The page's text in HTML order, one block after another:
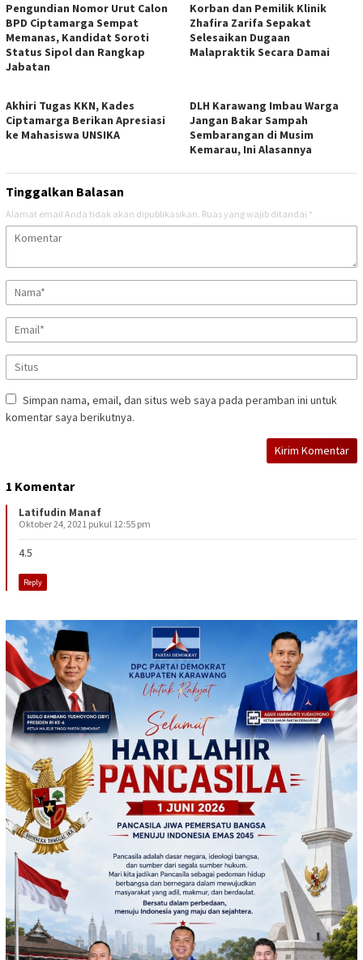
Pengundian Nomor Urut Calon
BPD Ciptamarga Sempat
Memanas, Kandidat Soroti
Status Sipol dan Rangkap
Jabatan
Korban dan Pemilik Klinik
Zhafira Zarifa Sepakat
Selesaikan Dugaan
Malapraktik Secara Damai
Akhiri Tugas KKN, Kades
Ciptamarga Berikan Apresiasi
ke Mahasiswa UNSIKA
DLH Karawang Imbau Warga
Jangan Bakar Sampah
Sembarangan di Musim
Kemarau, Ini Alasannya
Tinggalkan Balasan
Alamat email Anda tidak akan dipublikasikan. Ruas yang wajib ditandai *
Simpan nama, email, dan situs web saya pada peramban ini untuk
komentar saya berikutnya.
1 Komentar
Latifudin Manaf
Oktober 24, 2021 pukul 12:55 pm
4.5
Reply